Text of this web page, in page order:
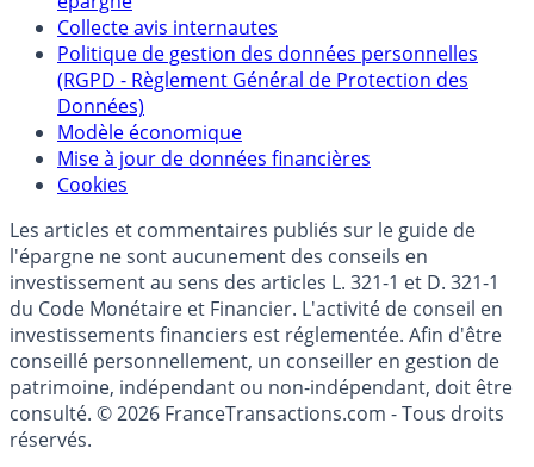
Politique de référencement des placements
épargne
Collecte avis internautes
Politique de gestion des données personnelles
(RGPD - Règlement Général de Protection des
Données)
Modèle économique
Cookies
Les articles et commentaires publiés sur le guide de
l'épargne ne sont aucunement des conseils en
investissement au sens des articles L. 321-1 et D. 321-1
du Code Monétaire et Financier. L'activité de conseil en
investissements financiers est réglementée. Afin d'être
conseillé personnellement, un conseiller en gestion de
patrimoine, indépendant ou non-indépendant, doit être